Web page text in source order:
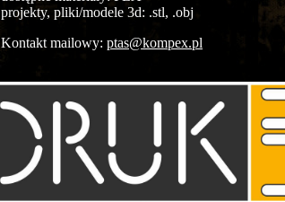
projekty, pliki/modele 3d: .stl, .obj
Kontakt mailowy: ptas@kompex.pl